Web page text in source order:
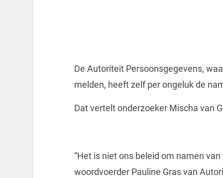
De Autoriteit Persoonsgegevens,
melden, heeft zelf per ongeluk de
Dat vertelt onderzoeker Mischa van
“Het is niet ons beleid om namen
woordvoerder Pauline Gras van